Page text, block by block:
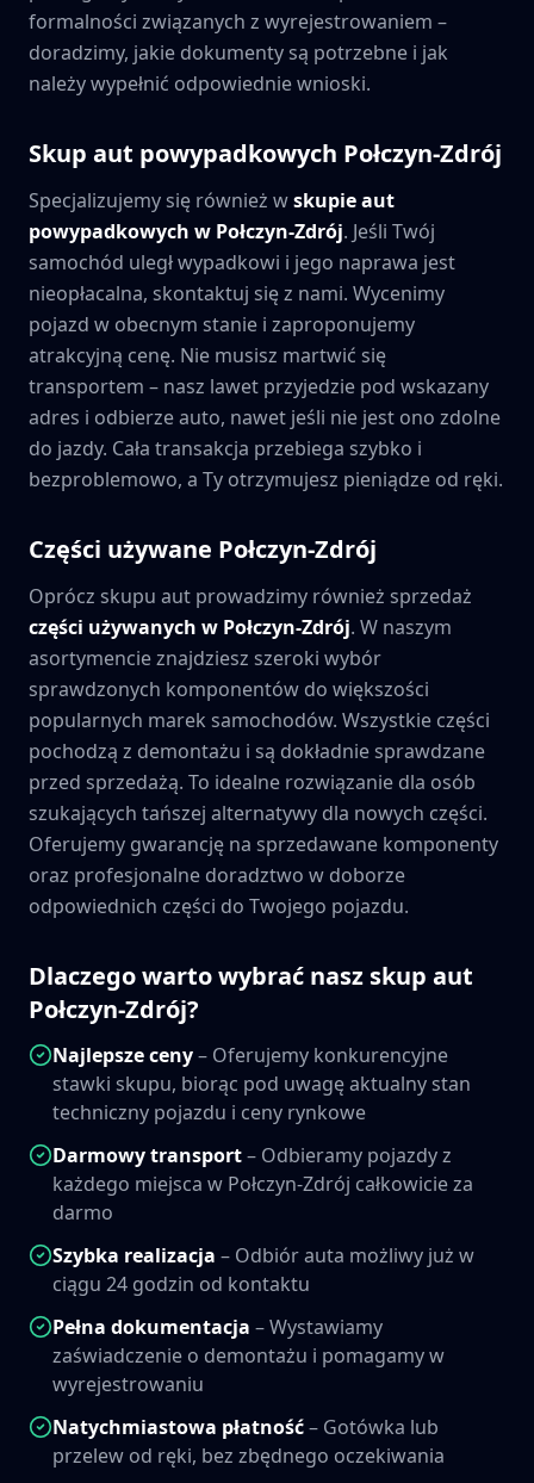
formalności związanych z wyrejestrowaniem –
doradzimy, jakie dokumenty są potrzebne i jak
należy wypełnić odpowiednie wnioski.
Skup aut powypadkowych Połczyn-Zdrój
Specjalizujemy się również wskupie aut
powypadkowych w Połczyn-Zdrój. Jeśli Twój
samochód uległ wypadkowi i jego naprawa jest
nieopłacalna, skontaktuj się z nami. Wycenimy
pojazd w obecnym stanie i zaproponujemy
atrakcyjną cenę. Nie musisz martwić się
transportem – nasz lawet przyjedzie pod wskazany
adres i odbierze auto, nawet jeśli nie jest ono zdolne
do jazdy. Cała transakcja przebiega szybko i
bezproblemowo, a Ty otrzymujesz pieniądze od ręki.
Części używane Połczyn-Zdrój
Oprócz skupu aut prowadzimy również sprzedaż
części używanych w Połczyn-Zdrój. W naszym
asortymencie znajdziesz szeroki wybór
sprawdzonych komponentów do większości
popularnych marek samochodów. Wszystkie części
pochodzą z demontażu i są dokładnie sprawdzane
przed sprzedażą. To idealne rozwiązanie dla osób
szukających tańszej alternatywy dla nowych części.
Oferujemy gwarancję na sprzedawane komponenty
oraz profesjonalne doradztwo w doborze
odpowiednich części do Twojego pojazdu.
Dlaczego warto wybrać nasz skup aut
Połczyn-Zdrój?
Najlepsze ceny– Oferujemy konkurencyjne
stawki skupu, biorąc pod uwagę aktualny stan
techniczny pojazdu i ceny rynkowe
Darmowy transport– Odbieramy pojazdy z
każdego miejsca w Połczyn-Zdrój całkowicie za
darmo
Szybka realizacja – Odbiór auta możliwy już w
ciągu 24 godzin od kontaktu
Pełna dokumentacja – Wystawiamy
zaświadczenie o demontażu i pomagamy w
wyrejestrowaniu
Natychmiastowa płatność– Gotówka lub
przelew od ręki, bez zbędnego oczekiwania